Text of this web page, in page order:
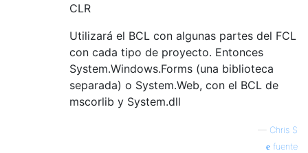
CLR
Utilizará el BCL con algunas partes del FCL
con cada tipo de proyecto. Entonces
System.Windows.Forms (una biblioteca
separada) o System.Web, con el BCL de
mscorlib y System.dll
— Chris S
fuente